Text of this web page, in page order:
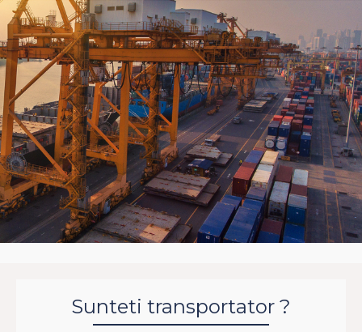
Sunteti transportator ?